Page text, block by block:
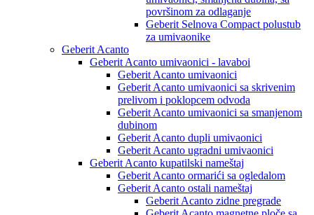
površinom za odlaganje
Geberit Selnova Compact polustub
za umivaonike
Geberit Acanto
Geberit Acanto umivaonici - lavaboi
Geberit Acanto umivaonici
Geberit Acanto umivaonici sa skrivenim
prelivom i poklopcem odvoda
Geberit Acanto umivaonici sa smanjenom
dubinom
Geberit Acanto dupli umivaonici
Geberit Acanto ugradni umivaonici
Geberit Acanto kupatilski nameštaj
Geberit Acanto ormarići sa ogledalom
Geberit Acanto ostali nameštaj
Geberit Acanto zidne pregrade